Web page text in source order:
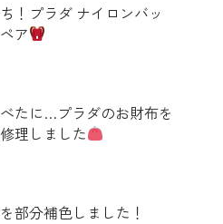
！プラダ ナイロンバッ
ア
たに…プラダのお財布を
理しました
部分補色しました！